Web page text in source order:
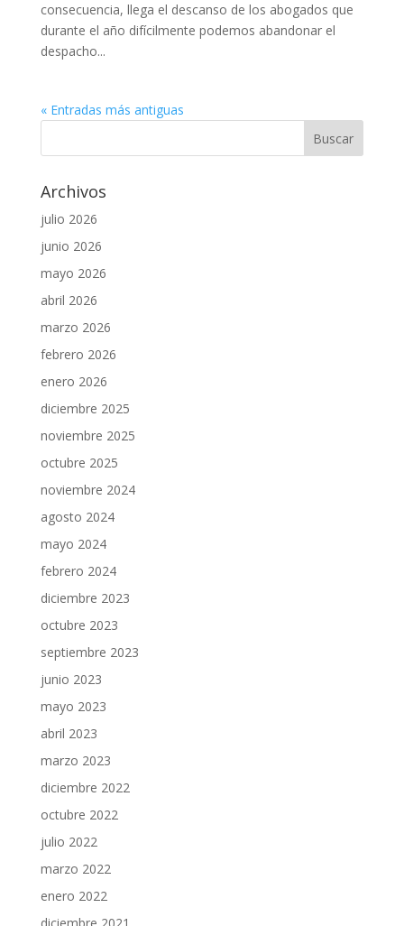
consecuencia, llega el descanso de los abogados que
durante el año difícilmente podemos abandonar el
despacho...
« Entradas más antiguas
Archivos
julio 2026
junio 2026
mayo 2026
abril 2026
marzo 2026
febrero 2026
enero 2026
diciembre 2025
noviembre 2025
octubre 2025
noviembre 2024
agosto 2024
mayo 2024
febrero 2024
diciembre 2023
octubre 2023
septiembre 2023
junio 2023
mayo 2023
abril 2023
marzo 2023
diciembre 2022
octubre 2022
julio 2022
marzo 2022
enero 2022